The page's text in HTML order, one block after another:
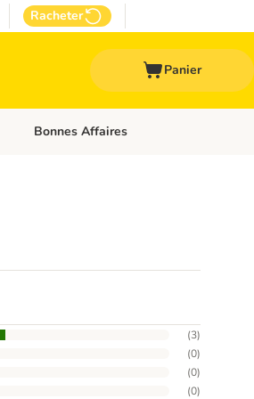
Racheter
Panier
Dérouler les catégories: Marques
Bonnes Affaires
(3)
(0)
(0)
(0)